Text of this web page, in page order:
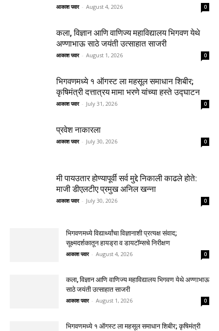
आकाश पवार - August 4, 2026 0
कला, विज्ञान आणि वाणिज्य महाविद्यालय भिगवण येथे
अण्णाभाऊ साठे जयंती उत्साहात साजरी
आकाश पवार - August 1, 2026 0
भिगवणमध्ये १ ऑगस्ट ला महसूल समाधान शिबीर;
कृषिमंत्री दत्तात्रय मामा भरणे यांच्या हस्ते उद्घाटन
आकाश पवार - July 31, 2026 0
प्रवेश नाकारला
आकाश पवार - July 30, 2026 0
मी पायउतार होण्यापूर्वी सर्व मुद्दे निकाली काढले होते:
माजी डीएलटीए प्रमुख अनिल खन्ना
आकाश पवार - July 30, 2026 0
भिगवणमध्ये विद्यार्थ्यांचा विज्ञानाशी प्रत्यक्ष संवाद;
सूक्ष्मदर्शकातून हायड्रा व डायटॉम्सचे निरीक्षण
आकाश पवार - August 4, 2026 0
कला, विज्ञान आणि वाणिज्य महाविद्यालय भिगवण येथे अण्णाभाऊ
साठे जयंती उत्साहात साजरी
आकाश पवार - August 1, 2026 0
भिगवणमध्ये १ ऑगस्ट ला महसूल समाधान शिबीर; कृषिमंत्री